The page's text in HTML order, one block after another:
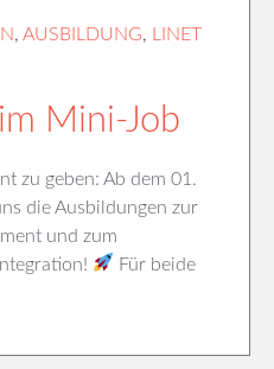
, AUSBILDUNG, LINET
Mini-Job
zu geben: Ab dem 01.
die Ausbildungen zur
und zum
Für beide